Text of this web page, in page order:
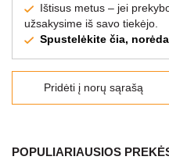
Ištisus metus – jei
užsakysime iš savo tiekėjo.
Spustelėkite čia,
Pridėti į norų sąrašą
POPULIARIAUSIOS